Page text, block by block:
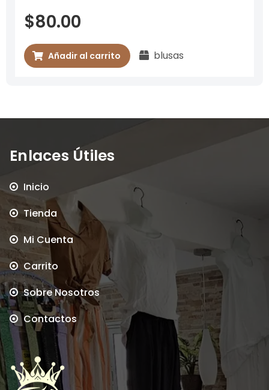
5
$80.00
Añadir al carrito blusas
Enlaces Útiles
Inicio
Tienda
Mi Cuenta
Carrito
Sobre Nosotros
Contactos